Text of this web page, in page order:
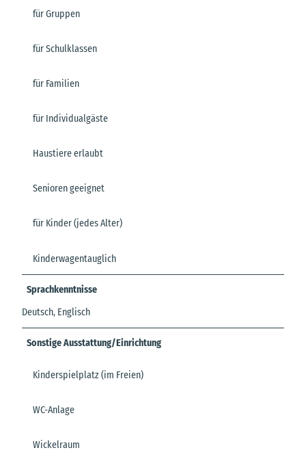
für Gruppen
für Schulklassen
für Familien
für Individualgäste
Haustiere erlaubt
Senioren geeignet
für Kinder (jedes Alter)
Kinderwagentauglich
Sprachkenntnisse
Deutsch, Englisch
Sonstige Ausstattung/Einrichtung
Kinderspielplatz (im Freien)
WC-Anlage
Wickelraum